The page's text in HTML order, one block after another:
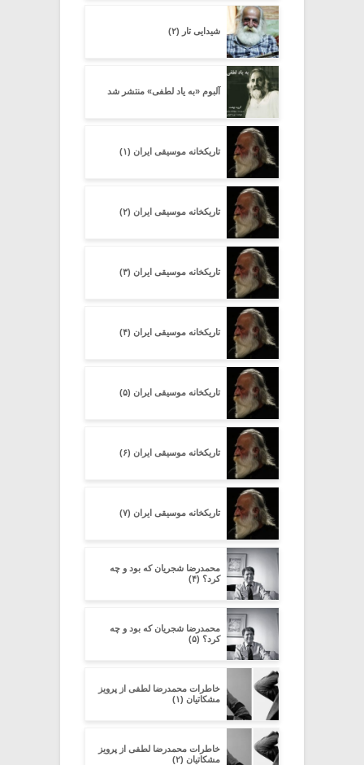
شیدایی تار (۲)
آلبوم «به یاد لطفی» منتشر شد
تاریکخانه موسیقی ایران (۱)
تاریکخانه موسیقی ایران (۲)
تاریکخانه موسیقی ایران (۳)
تاریکخانه موسیقی ایران (۴)
تاریکخانه موسیقی ایران (۵)
تاریکخانه موسیقی ایران (۶)
تاریکخانه موسیقی ایران (۷)
محمدرضا شجریان که بود و چه
کرد؟ (۴)
محمدرضا شجریان که بود و چه
کرد؟ (۵)
خاطرات محمدرضا لطفی از پرویز
مشکاتیان (۱)
خاطرات محمدرضا لطفی از پرویز
مشکاتیان (۲)